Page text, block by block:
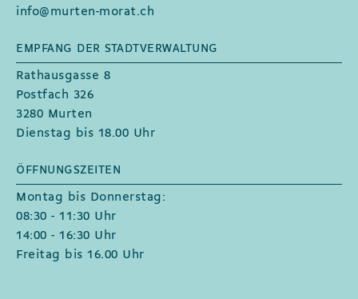
info@murten-morat.ch
EMPFANG DER STADTVERWALTUNG
Rathausgasse 8
Postfach 326
3280 Murten
Dienstag bis 18.00 Uhr
ÖFFNUNGSZEITEN
Montag bis Donnerstag:
08:30 - 11:30 Uhr
14:00 - 16:30 Uhr
Freitag bis 16.00 Uhr